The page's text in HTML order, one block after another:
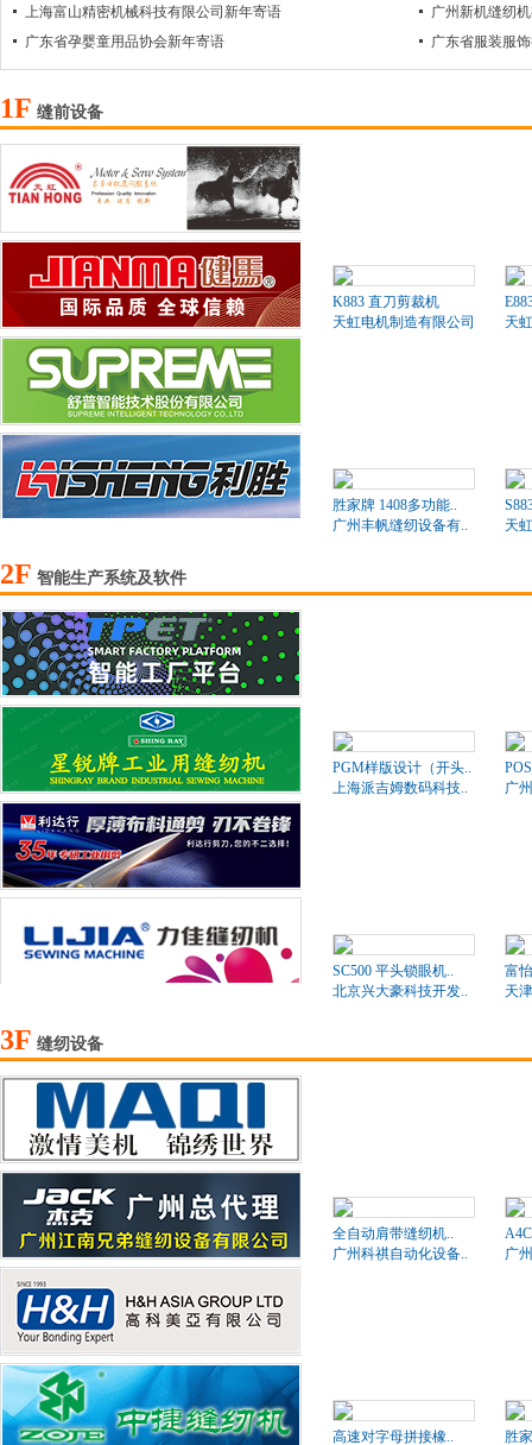
上海富山精密机械科技有限公司新年寄语
广州新机缝纫
广东省孕婴童用品协会新年寄语
广东省服装服
1F 缝前设备
K883 直刀剪裁机
天虹电机制造有限公司
天
胜家牌 1408多功能..
广州丰帆缝纫设备有..
天
2F 智能生产系统及软件
PGM样版设计（开头..
上海派吉姆数码科技..
广
SC500 平头锁眼机..
北京兴大豪科技开发..
富
天
3F 缝纫设备
全自动肩带缝纫机..
广州科祺自动化设备..
广
高速对字母拼接橡.. 胜